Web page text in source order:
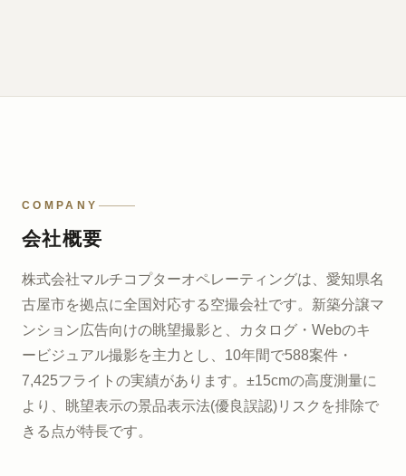
COMPANY
会社概要
株式会社マルチコプターオペレーティングは、愛知県名
古屋市を拠点に全国対応する空撮会社です。新築分譲マ
ンション広告向けの眺望撮影と、カタログ・Webのキ
ービジュアル撮影を主力とし、10年間で588案件・
7,425フライトの実績があります。±15cmの高度測量に
より、眺望表示の景品表示法(優良誤認)リスクを排除で
きる点が特長です。